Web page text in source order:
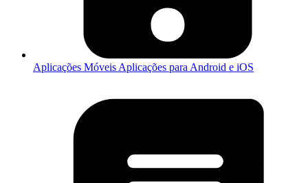
Aplicações Móveis Aplicações para Android e iOS